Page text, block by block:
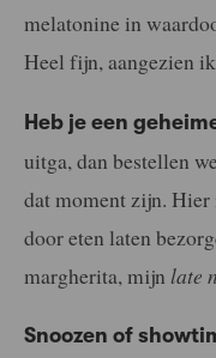
melatonine in
Heel fijn, aangezien
Heb je een
uitga, dan bestellen
dat moment zijn.
door eten laten
margherita, mijn late
Snoozen of